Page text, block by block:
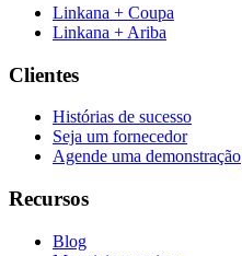
Linkana + Coupa
Linkana + Ariba
Clientes
Histórias de sucesso
Seja um fornecedor
Agende uma demonstração
Recursos
Blog